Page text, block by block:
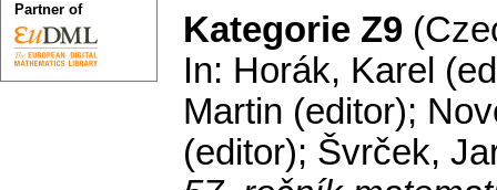
Kategorie Z9
In: Horák, Karel
Martin (editor);
(editor); Švrček,
Partner of